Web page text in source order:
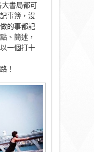
大書局都可
事簿，沒
的事都記
、簡述，
一個打十
！